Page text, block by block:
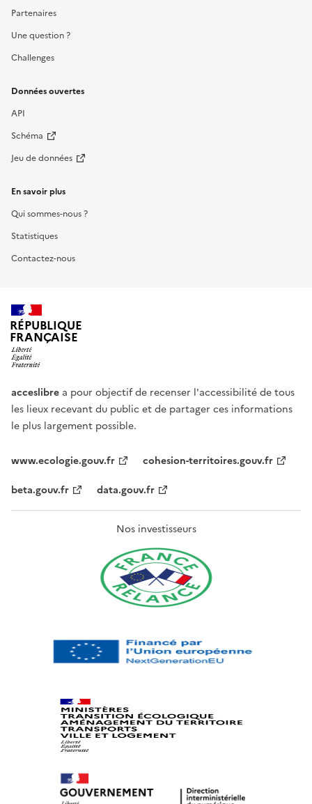
Partenaires
Une question ?
Challenges
Données ouvertes
API
Schéma
Jeu de données
En savoir plus
Qui sommes-nous ?
Statistiques
Contactez-nous
RÉPUBLIQUE
FRANÇAISE
acceslibre a pour objectif de recenser l'accessibilité de tous
les lieux recevant du public et de partager ces informations
le plus largement possible.
www.ecologie.gouv.fr
cohesion-territoires.gouv.fr
beta.gouv.fr
data.gouv.fr
Nos investisseurs